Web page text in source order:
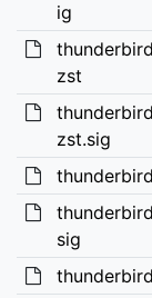
ig
zst
zst.sig
sig